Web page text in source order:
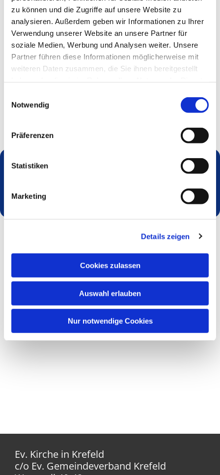
zu können und die Zugriffe auf unsere Website zu
analysieren. Außerdem geben wir Informationen zu Ihrer
Verwendung unserer Website an unsere Partner für
soziale Medien, Werbung und Analysen weiter. Unsere
Partner führen diese Informationen möglicherweise mit
weiteren Daten zusammen, die Sie ihnen bereitgestellt
Notwendig
Präferenzen
Statistiken
Marketing
Details zeigen
Cookies zulassen
Auswahl erlauben
Nur notwendige Cookies
Ev. Kirche in Krefeld
c/o Ev. Gemeindeverband Krefeld